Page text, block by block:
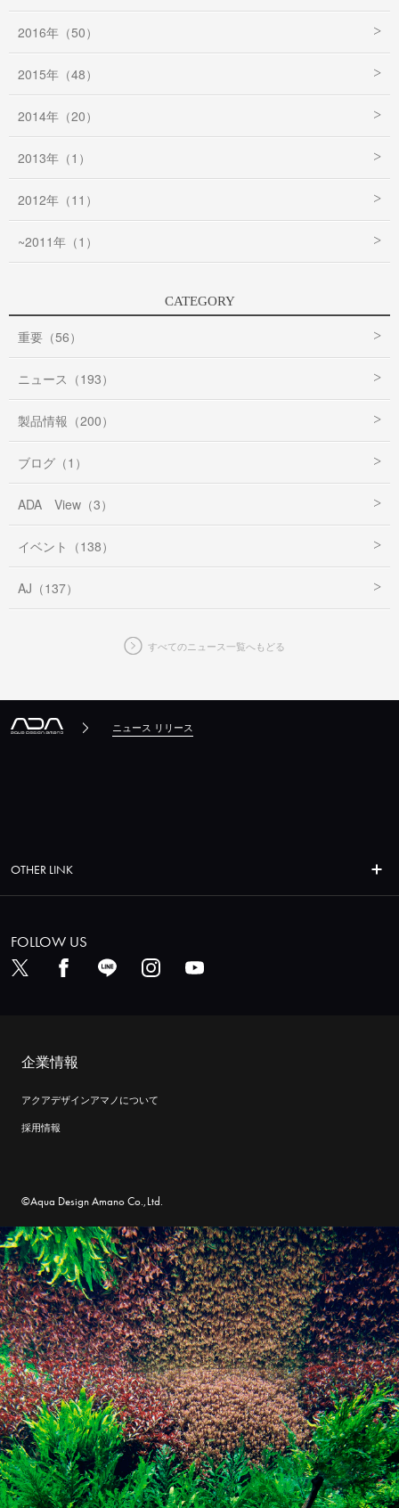
2016年（50）
2015年（48）
2014年（20）
2013年（1）
2012年（11）
~2011年（1）
CATEGORY
重要（56）
ニュース（193）
製品情報（200）
ブログ（1）
ADA View（3）
イベント（138）
AJ（137）
すべてのニュース一覧へもどる
ニュース リリース
OTHER LINK
FOLLOW US
企業情報
アクアデザインアマノについて
採用情報
©Aqua Design Amano Co.,Ltd.